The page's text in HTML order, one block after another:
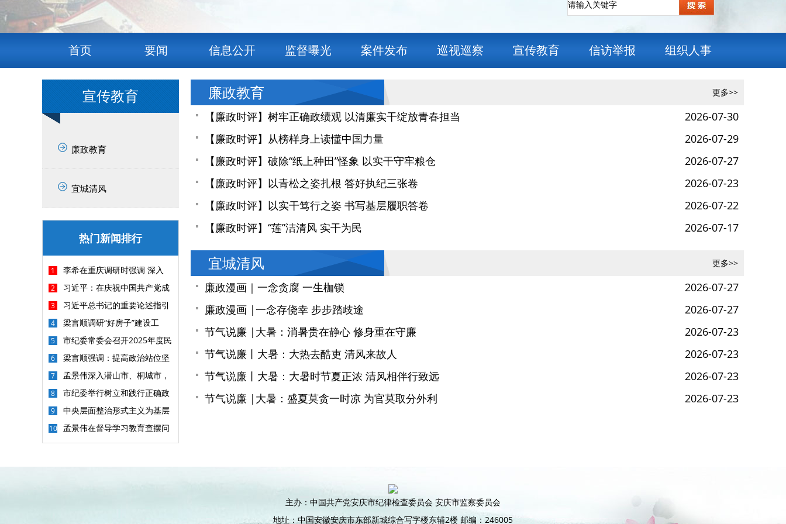
首页 要闻 信息公开 监督曝光 案件发布 巡视巡察 宣传教育 信访举报 组织人事
宣传教育
廉政教育
宜城清风
热门新闻排行
1 李希在重庆调研时强调 深入
2 习近平：在庆祝中国共产党成
3 习近平总书记的重要论述指引
4 梁言顺调研“好房子”建设工
5 市纪委常委会召开2025年度民
6 梁言顺强调：提高政治站位坚
7 孟景伟深入潜山市、桐城市，
8 市纪委举行树立和践行正确政
9 中央层面整治形式主义为基层
10 孟景伟在督导学习教育查摆问
更多>>
廉政教育
2026-07-30
【廉政时评】树牢正确政绩观 以清廉实干绽放青春担当
2026-07-29
【廉政时评】从榜样身上读懂中国力量
2026-07-27
【廉政时评】破除“纸上种田”怪象 以实干守牢粮仓
2026-07-23
【廉政时评】以青松之姿扎根 答好执纪三张卷
2026-07-22
【廉政时评】以实干笃行之姿 书写基层履职答卷
2026-07-17
【廉政时评】“莲”洁清风 实干为民
更多>>
宜城清风
2026-07-27
廉政漫画｜一念贪腐 一生枷锁
2026-07-27
廉政漫画 |一念存侥幸 步步踏歧途
2026-07-23
节气说廉 |大暑：消暑贵在静心 修身重在守廉
2026-07-23
节气说廉丨大暑：大热去酷吏 清风来故人
2026-07-23
节气说廉丨大暑：大暑时节夏正浓 清风相伴行致远
2026-07-23
节气说廉 |大暑：盛夏莫贪一时凉 为官莫取分外利
主办：中国共产党安庆市纪律检查委员会 安庆市监察委员会
地址：中国安徽安庆市东部新城综合写字楼东辅2楼 邮编：246005